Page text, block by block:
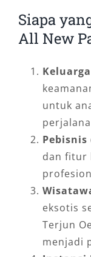
Siapa
All New
Keluarga
untuk
dan fitur
eksotis
Terjun
menjadi